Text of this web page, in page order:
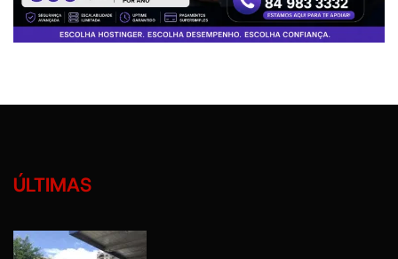
ÚLTIMAS